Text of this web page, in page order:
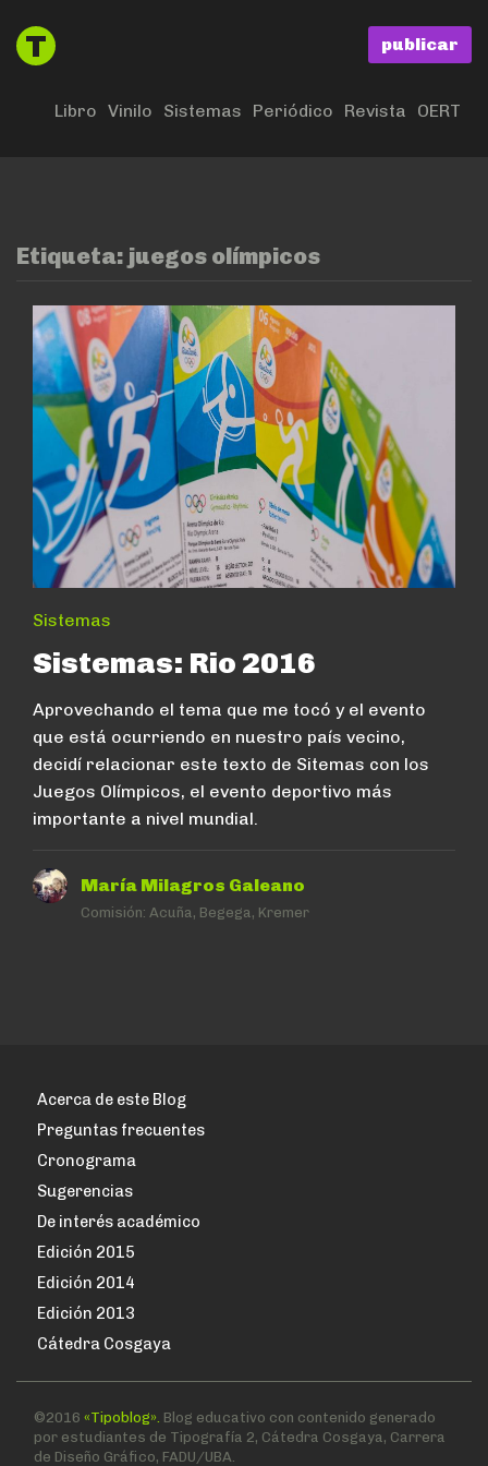
publicar
Libro Vinilo Sistemas Periódico Revista OERT
Etiqueta: juegos olímpicos
Sistemas
Sistemas: Rio 2016
Aprovechando el tema que me tocó y el evento
que está ocurriendo en nuestro país vecino,
decidí relacionar este texto de Sitemas con los
Juegos Olímpicos, el evento deportivo más
importante a nivel mundial.
María Milagros Galeano
Comisión: Acuña, Begega, Kremer
Acerca de este Blog
Preguntas frecuentes
Cronograma
Sugerencias
De interés académico
Edición 2015
Edición 2014
Edición 2013
Cátedra Cosgaya
©2016 «Tipoblog». Blog educativo con contenido generado
por estudiantes de Tipografía 2, Cátedra Cosgaya, Carrera
de Diseño Gráfico, FADU/UBA.